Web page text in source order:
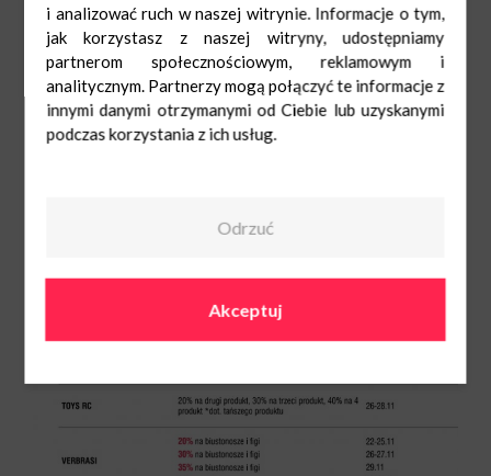
i analizować ruch w naszej witrynie. Informacje o tym,
jak korzystasz z naszej witryny, udostępniamy
partnerom społecznościowym, reklamowym i
analitycznym. Partnerzy mogą połączyć te informacje z
innymi danymi otrzymanymi od Ciebie lub uzyskanymi
podczas korzystania z ich usług.
Odrzuć
Akceptuj